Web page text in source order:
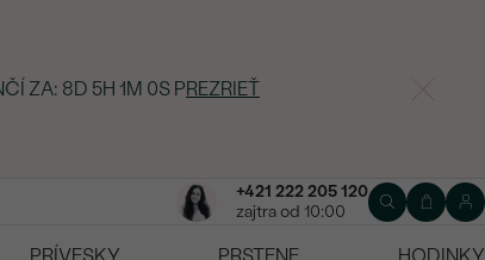
ZA:8D 5H 0M 59SPREZRIEŤ
+421 222 205 120
zajtra od 10:00